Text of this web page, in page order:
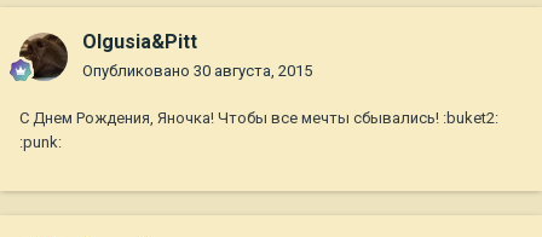
Olgusia&Pitt
Опубликовано 30 августа, 2015
С Днем Рождения, Яночка! Чтобы все мечты сбывались! :buket2:
:punk: